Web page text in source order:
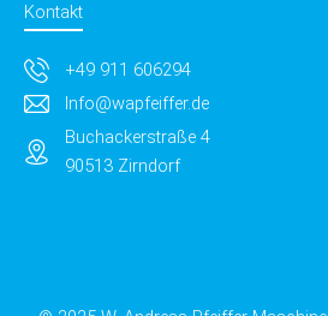
Kontakt
+49 911 606294
Info@wapfeiffer.de
Buchackerstraße 4
90513 Zirndorf